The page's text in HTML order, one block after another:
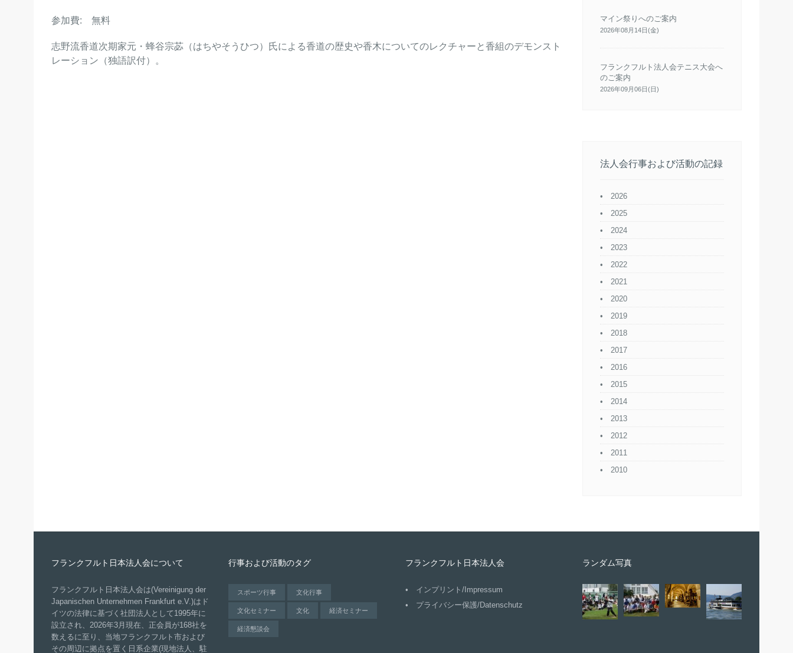
参加費: 無料
志野流香道次期家元・蜂谷宗苾（はちやそうひつ）氏による香道の歴史や香木についてのレクチャーと香組のデモンスト
レーション（独語訳付）。
マイン祭りへのご案内
2026年08月14日(金)
フランクフルト法人会テニス大会へ
のご案内
2026年09月06日(日)
法人会行事および活動の記録
2026
2025
2024
2023
2022
2021
2020
2019
2018
2017
2016
2015
2014
2013
2012
2011
2010
フランクフルト日本法人会について
フランクフルト日本法人会は(Vereinigung der
Japanischen Unternehmen Frankfurt e.V.)はド
イツの法律に基づく社団法人として1995年に
設立され、2026年3月現在、正会員が168社を
数えるに至り、当地フランクフルト市および
その周辺に拠点を置く日系企業(現地法人、駐
行事および活動のタグ
スポーツ行事 文化行事
文化セミナー 文化 経済セミナー
経済懇談会
フランクフルト日本法人会
インプリント/Impressum
プライバシー保護/Datenschutz
ランダム写真